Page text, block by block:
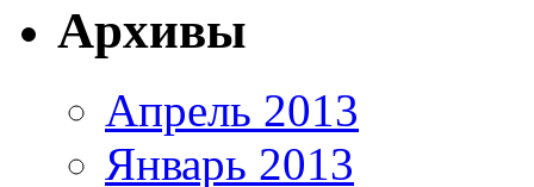
Архивы
Апрель 2013
Январь 2013